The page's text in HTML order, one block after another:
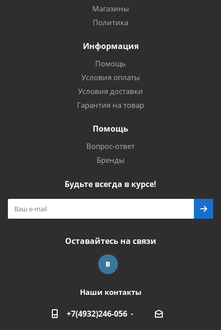
Магазины
Политика
Информация
Помощь
Условия оплаты
Условия доставки
Гарантия на товар
Помощь
Вопрос-ответ
Бренды
Будьте всегда в курсе!
Оставайтесь на связи
Наши контакты
+7(4932)246-056